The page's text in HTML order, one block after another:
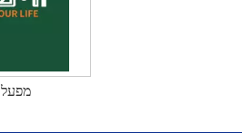
מפעל COMI